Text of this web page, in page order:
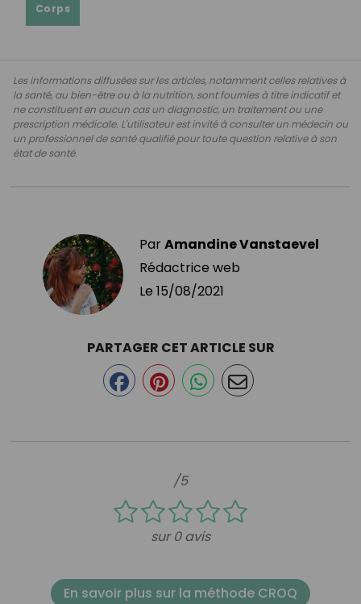
Corps
Les informations diffusées sur les articles, notamment celles relatives à
la santé, au bien-être ou à la nutrition, sont fournies à titre indicatif et
ne constituent en aucun cas un diagnostic, un traitement ou une
prescription médicale. L'utilisateur est invité à consulter un médecin ou
un professionnel de santé qualifié pour toute question relative à son
état de santé.
ParAmandine Vanstaevel
Rédactrice web
Le 15/08/2021
/5
sur 0 avis
PARTAGER CET ARTICLE SUR
En savoir plus sur la méthode CROQ